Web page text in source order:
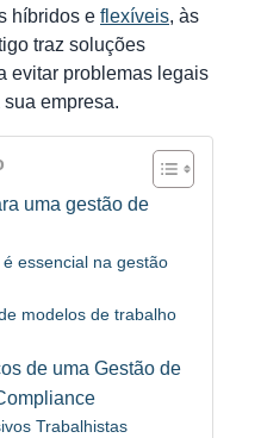
híbridos e flexíveis, às
traz soluções
evitar problemas legais
empresa.
uma gestão de
essencial na gestão
modelos de trabalho
de uma Gestão de
Trabalhistas